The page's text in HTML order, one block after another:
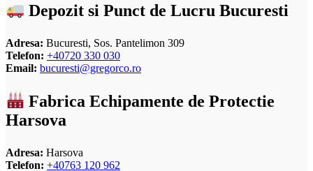
Depozit si Punct de Lucru Bucuresti
Adresa: Bucuresti, Sos. Pantelimon 309
Telefon: +40720 330 030
Email: bucuresti@gregorco.ro
Fabrica Echipamente de Protectie
Harsova
Adresa: Harsova
Telefon: +40763 120 962